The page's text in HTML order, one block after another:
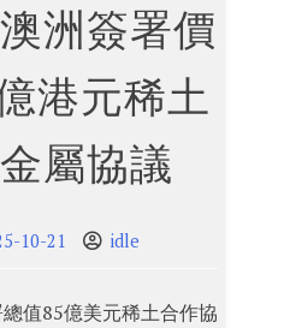
洲簽署價
港元稀土
屬協議
10-21 idle
值85億美元稀土合作協